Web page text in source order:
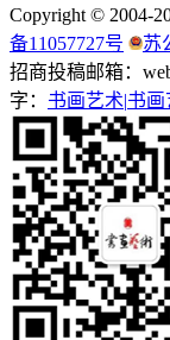
Copyright © 2004-
备11057727号
苏
招商投稿邮箱：
字： 书画艺术|书画